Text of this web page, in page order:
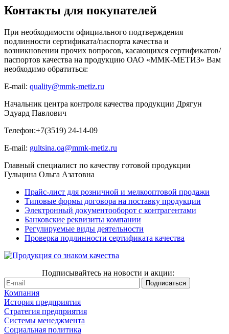
Контакты для покупателей
При необходимости официального подтверждения
подлинности сертификата/паспорта качества и
возникновении прочих вопросов, касающихся сертификатов/
паспортов качества на продукцию ОАО «ММК-МЕТИЗ» Вам
необходимо обратиться:
E-mail: quality@mmk-metiz.ru
Начальник центра контроля качества продукции Дрягун
Эдуард Павлович
Телефон:+7(3519) 24-14-09
E-mail: gultsina.oa@mmk-metiz.ru
Главный специалист по качеству готовой продукции
Гульцина Ольга Азатовна
Прайс-лист для розничной и мелкооптовой продажи
Типовые формы договора на поставку продукции
Электронный документооборот с контрагентами
Банковские реквизиты компании
Регулируемые виды деятельности
Проверка подлинности сертификата качества
Подписывайтесь на новости и акции:
Компания
История предприятия
Стратегия предприятия
Системы менеджмента
Социальная политика